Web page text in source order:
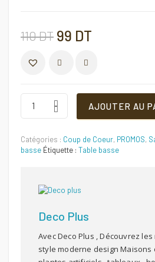
110DT Le
prix
initial
était :
110 DT.
99 DT
actuel
est :
99 DT.
Table
Basse
en
Quantité
AJOUTER AU
Catégories : Coup de Coeur, PROMOS,
basse Étiquette : Table basse
Deco Plus
Avec Deco Plus , Découvrez
style moderne design Maisons